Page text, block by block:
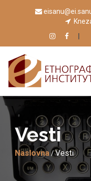
Vesti
Naslovna/Vesti